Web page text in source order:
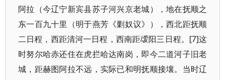
阿拉（今辽宁新宾县苏子河兴京老城），地在抚顺之
东一百九十里（明于燕芳《剿奴议》），西北距抚顺
二日程，西距清河一日程，西南距叆阳三日程。[7]这
时努尔哈赤还住在虎拦哈达南岗，即今二道河子旧老
城，距赫图阿拉不远，实际已和明抚顺接壤。当时辽